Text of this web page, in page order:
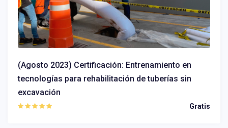
(Agosto 2023) Certificación: Entrenamiento en
tecnologías para rehabilitación de tuberías sin
excavación
Gratis